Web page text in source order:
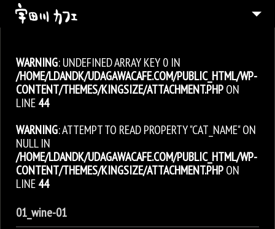
MENU
CONTACT
ENGLISH
WARNING: UNDEFINED ARRAY KEY 0 IN
/HOME/LDANDK/UDAGAWACAFE.COM/PUBLIC_HTML/WP-
CONTENT/THEMES/KINGSIZE/ATTACHMENT.PHPON
LINE44
WARNING: ATTEMPT TO READ PROPERTY "CAT_NAME" ON
NULL IN
/HOME/LDANDK/UDAGAWACAFE.COM/PUBLIC_HTML/WP-
CONTENT/THEMES/KINGSIZE/ATTACHMENT.PHPON
LINE44
01_wine-01